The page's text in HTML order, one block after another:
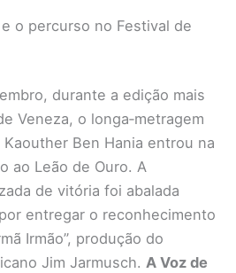
o percurso no Festival de
durante a edição mais
Veneza, o longa‐metragem
Ben Hania entrou na
ao Leão de Ouro. A
de vitória foi abalada
entregar o reconhecimento
Irmão”, produção do
Jim Jarmusch. A Voz de